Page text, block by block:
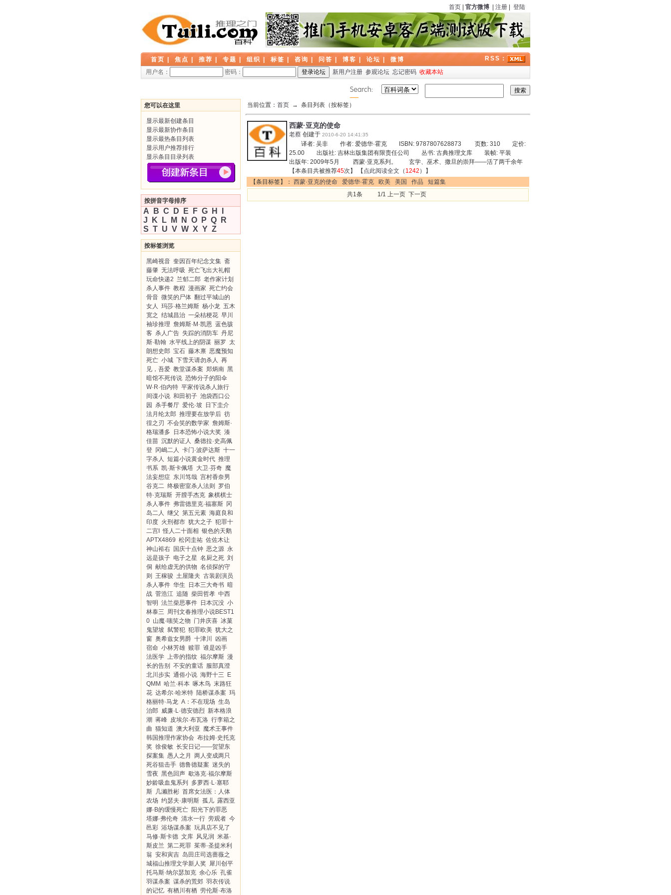
首页 官方微博 注册 登陆
首页 焦点 推荐 专题 组织 标签 咨询 问答 博客 论坛 微博
RSS：
用户名：
密码： 新用户注册 参观论坛 忘记密码 收藏本站
您可以在这里
显示最新创建条目
显示最新协作条目
显示最热条目列表
显示用户推荐排行
显示条目目录列表
按拼音字母排序
A B C D E F G H
J
K L M N O P Q
R
S T U V W X Y Z
按标签浏览
黑崎视音 奎因百年纪念文集 斋
藤肇 无法呼吸 死亡飞出大礼帽
玩命快递2 兰郁二郎 老作家计划
杀人事件 教程 漫画家 死亡约会
骨音 微笑的尸体 翻过平城山的
女人 玛莎·格兰姆斯 杨小龙 五木
宽之 结城昌治 一朵桔梗花 早川
袖珍推理 詹姆斯·M·凯恩 蓝色骇
客 杀人广告 失踪的消防车 丹尼
斯·勒翰 水平线上的阴谋 丽罗 太
朗想史郎 宝石 藤木禀 恶魔预知
死亡 小城 下雪天请勿杀人 再
见，吾爱 教堂谋杀案 郑炳南 黑
暗馆不死传说 恐怖分子的阳伞
W·R·伯内特 平家传说杀人旅行
间谍小说 和田初子 池袋西口公
园 杀手餐厅 爱伦·坡 日下圭介
法月纶太郎 推理要在放学后 彷
徨之刃 不会笑的数学家 詹姆斯·
格瑞潘多
日本恐怖小说大奖 湊
佳苗 沉默的证人 桑德拉·史高佩
登 冈嶋二人 卡门·波萨达斯 十一
字杀人 短篇小说黄金时代 推理
书系 凯·斯卡佩塔 大卫·芬奇 魔
法妄想症 东川笃哉 宫村香奈男
谷克二 终极密室杀人法则
罗伯
特·克瑞斯 开膛手杰克 象棋棋士
杀人事件 弗雷德里克·福塞斯 冈
岛二人 继父 第五元素 海庭良和
印度 火刑都市 犹大之子 犯罪十
二宫I
怪人二十面相 银色的天鹅
APTX4869 松冈圭祐 佐佐木让
神山裕右 国庆十点钟 恶之源 永
远是孩子 电子之星 名厨之死 刘
侗 献给虚无的供物 名侦探的守
则
王稼骏 土屋隆夫 古装剧演员
杀人事件 华生 日本三大奇书 暗
战 菅浩江 追随 柴田哲孝 中西
智明 法兰柴思事件 日本沉没 小
林泰三 周刊文春推理小说BEST1
0 山魔·嗤笑之物 门井庆喜 冰菓
鬼望坡 弑警犯 犯罪欧美 犹大之
窗 奥希兹女男爵 十津川
凶画
宿命 小林芳雄 赎罪 谁是凶手
法医学 上帝的指纹 福尔摩斯 漫
长的告别
不安的童话 服部真澄
北川步实 通俗小说 海野十三
E
QMM 哈兰·科本 啄木鸟 末路狂
花 达希尔·哈米特 陆桥谋杀案 玛
格丽特·马龙 A：不在现场 生岛
治郎 威廉·L·德安德烈 新本格浪
潮 蒋峰 皮埃尔·布瓦洛 行李箱之
曲 猫知道 澳大利亚 魔术王事件
韩国推理作家协会 布拉姆·史托克
奖 徐俊敏 长安日记——贺望东
探案集 愚人之月
两人变成两只
死谷狙击手 德鲁德疑案 迷失的
雪夜 黑色回声 歇洛克·福尔摩斯
妙龄吸血鬼系列
多萝西·L·塞耶
斯 几濑胜彬 首席女法医：人体
农场 约瑟夫·康明斯 孤儿 露西亚
娜·B的缓慢死亡 阳光下的罪恶
塔娜·弗伦奇 清水一行 旁观者 今
邑彩 浴场谋杀案 玩具店不见了
马修·斯卡德 文库 风见润 米基·
斯皮兰 第二死罪 茱蒂·圣提米利
翁 安和寅吉 岛田庄司选蔷薇之
城福山推理文学新人奖 犀川创平
托马斯·纳尔瑟加克 余心乐 孔雀
羽谋杀案 谋杀的荒郊 羽衣传说
的记忆 有栖川有栖 劳伦斯·布洛
当前位置： 首页 → 条目列表（按标签）
西蒙·亚克的使命
老蔡 创建于 2010-6-20 14:41:35
译者: 吴非 作者: 爱德华·霍克 ISBN: 9787807628873 页数: 310 定价:
25.00 出版社: 吉林出版集团有限责任公司 丛书: 古典推理文库 装帧: 平装
出版年: 2009年5月 西蒙·亚克系列。 玄学、巫术、撒旦的崇拜——活了两千余年
【本条目共被推荐45次】 【 点此阅读全文 （ 1242 ）】
【条目标签】： 西蒙·亚克的使命 爱德华·霍克 欧美 美国 作品
短篇集
共1条 1/1 上一页 下一页